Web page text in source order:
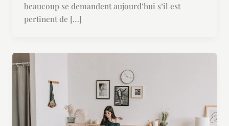
beaucoup se demandent aujourd’hui s’il est
pertinent de […]